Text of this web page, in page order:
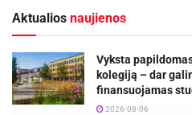
Aktualios naujienos
Vyksta
kolegiją – dar
finansuojamas
2026-08-06